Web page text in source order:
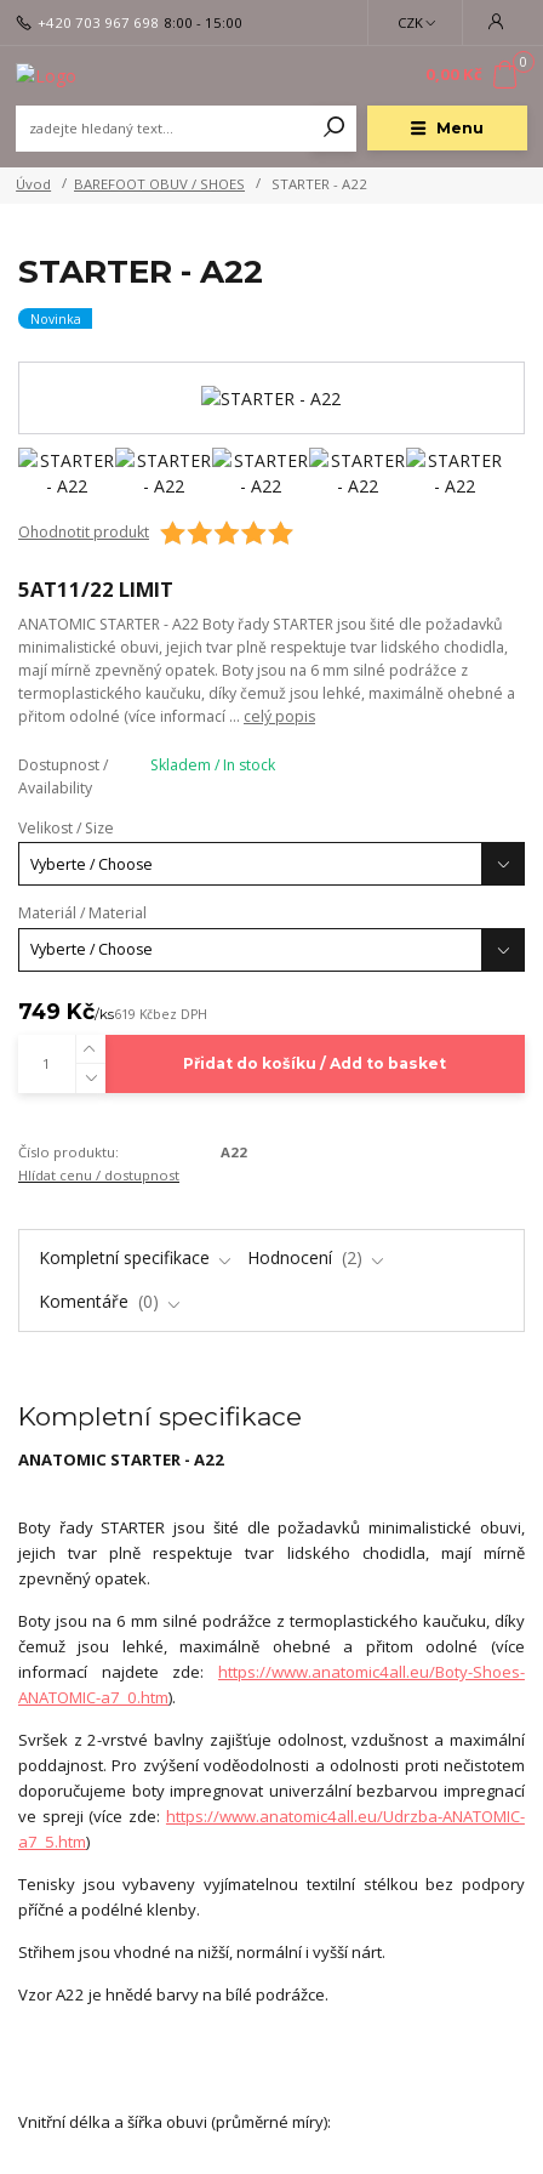
Menu
CZK
+420 703 967 698 8:00 - 15:00
0
0,00 Kč
Úvod BAREFOOT OBUV / SHOES STARTER - A22
STARTER - A22
Novinka
Ohodnotit produkt
5AT11/22 LIMIT
ANATOMIC STARTER - A22 Boty řady STARTER jsou šité dle požadavků
minimalistické obuvi, jejich tvar plně respektuje tvar lidského chodidla,
mají mírně zpevněný opatek. Boty jsou na 6 mm silné podrážce z
termoplastického kaučuku, díky čemuž jsou lehké, maximálně ohebné a
přitom odolné (více informací ... celý popis
Dostupnost /
Availability
Skladem / In stock
Velikost / Size
Materiál / Material
749 Kč/ks619 Kčbez DPH
Přidat do košíku / Add to basket
Číslo produktu:
A22
Hlídat cenu / dostupnost
Kompletní specifikace Hodnocení
2
Komentáře
0
Kompletní specifikace
ANATOMIC STARTER - A22
Boty řady STARTER jsou šité dle požadavků minimalistické obuvi,
jejich tvar plně respektuje tvar lidského chodidla, mají mírně
zpevněný opatek.
Boty jsou na 6 mm silné podrážce z termoplastického kaučuku, díky
čemuž jsou lehké, maximálně ohebné a přitom odolné (více
informací najdete zde: https://www.anatomic4all.eu/Boty-Shoes-
ANATOMIC-a7_0.htm).
Svršek z 2-vrstvé bavlny zajišťuje odolnost, vzdušnost a maximální
poddajnost. Pro zvýšení voděodolnosti a odolnosti proti nečistotem
doporučujeme boty impregnovat univerzální bezbarvou impregnací
ve spreji (více zde: https://www.anatomic4all.eu/Udrzba-ANATOMIC-
a7_5.htm)
Tenisky jsou vybaveny vyjímatelnou textilní stélkou bez podpory
příčné a podélné klenby.
Střihem jsou vhodné na nižší, normální i vyšší nárt.
Vzor A22 je hnědé barvy na bílé podrážce.
Vnitřní délka a šířka obuvi (průměrné míry):